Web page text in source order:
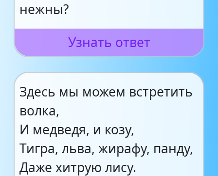
нежны?
Узнать ответ
Здесь мы можем встретить
волка,
И медведя, и козу,
Тигра, льва, жирафу, панду,
Даже хитрую лису.